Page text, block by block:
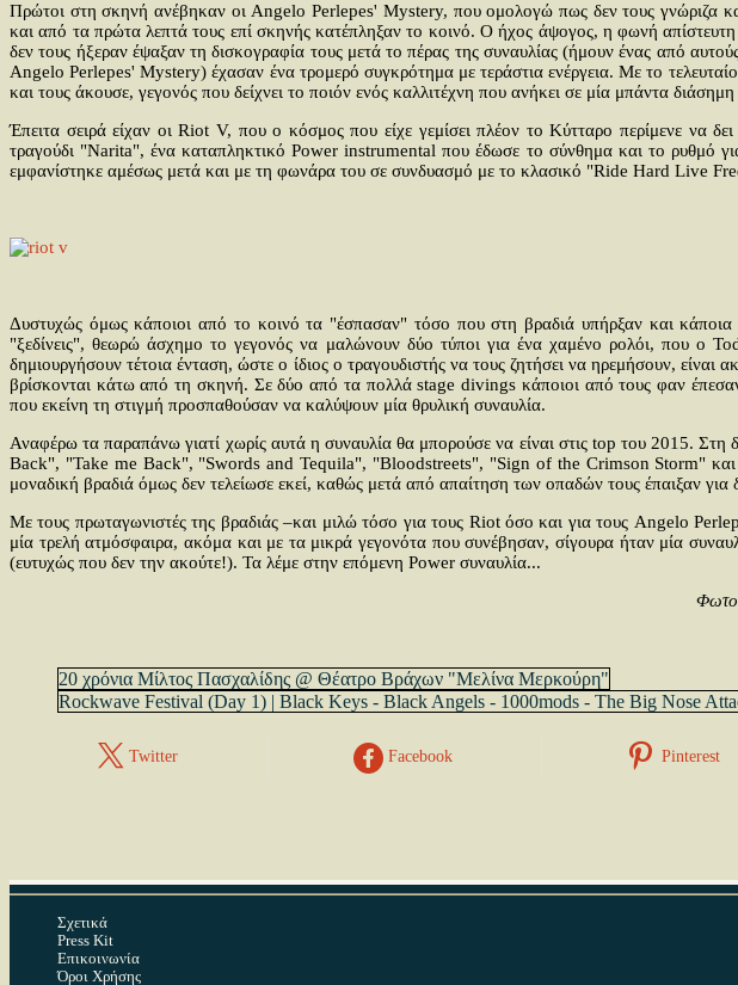
Πρώτοι στη σκηνή ανέβηκαν οι Angelo Perlepes' Mystery, που ομολογώ πως δεν τους γνώριζα
και από τα πρώτα λεπτά τους επί σκηνής κατέπληξαν το κοινό. Ο ήχος άψογος, η φωνή
δεν τους ήξεραν έψαξαν τη δισκογραφία τους μετά το πέρας της συναυλίας (ήμουν ένας από
Angelo Perlepes' Mystery) έχασαν ένα τρομερό συγκρότημα με τεράστια ενέργεια. Με το
και τους άκουσε, γεγονός που δείχνει το ποιόν ενός καλλιτέχνη που ανήκει σε μία μπάντα
Έπειτα σειρά είχαν οι Riot V, που ο κόσμος που είχε γεμίσει πλέον το Κύτταρο περίμενε να
τραγούδι "Narita", ένα καταπληκτικό Power instrumental που έδωσε το σύνθημα και το ρυθμό
εμφανίστηκε αμέσως μετά και με τη φωνάρα του σε συνδυασμό με το κλασικό "Ride Hard Live
Δυστυχώς όμως κάποιοι από το κοινό τα "έσπασαν" τόσο που στη βραδιά υπήρξαν και
"ξεδίνεις", θεωρώ άσχημο το γεγονός να μαλώνουν δύο τύποι για ένα χαμένο ρολόι, που ο
δημιουργήσουν τέτοια ένταση, ώστε ο ίδιος ο τραγουδιστής να τους ζητήσει να ηρεμήσουν,
βρίσκονται κάτω από τη σκηνή. Σε δύο από τα πολλά stage divings κάποιοι από τους φαν
που εκείνη τη στιγμή προσπαθούσαν να καλύψουν μία θρυλική συναυλία.
Αναφέρω τα παραπάνω γιατί χωρίς αυτά η συναυλία θα μπορούσε να είναι στις top του 2015.
Back", "Take me Back", "Swords and Tequila", "Bloodstreets", "Sign of the Crimson Storm"
μοναδική βραδιά όμως δεν τελείωσε εκεί, καθώς μετά από απαίτηση των οπαδών τους έπαιξαν
Με τους πρωταγωνιστές της βραδιάς –και μιλώ τόσο για τους Riot όσο και για τους Angelo
μία τρελή ατμόσφαιρα, ακόμα και με τα μικρά γεγονότα που συνέβησαν, σίγουρα ήταν μία
(ευτυχώς που δεν την ακούτε!). Τα λέμε στην επόμενη Power συναυλία...
20 χρόνια Μίλτος Πασχαλίδης @ Θέατρο Βράχων "Μελίνα Μερκούρη"
Rockwave Festival (Day 1) | Black Keys - Black Angels - 1000mods - The Big Nose
Twitter Facebook Pinterest
Σχετικά
Press Kit
Επικοινωνία
Όροι Χρήσης